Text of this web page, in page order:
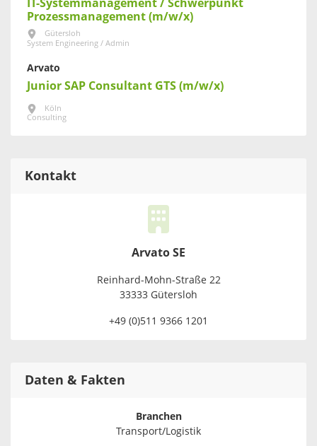
IT-Systemmanagement / Schwerpunkt
Prozessmanagement (m/w/x)
Gütersloh
System Engineering / Admin
Arvato
Junior SAP Consultant GTS (m/w/x)
Köln
Consulting
Kontakt
Arvato SE
Reinhard-Mohn-Straße 22
33333 Gütersloh
+49 (0)511 9366 1201
Daten & Fakten
Branchen
Transport/Logistik